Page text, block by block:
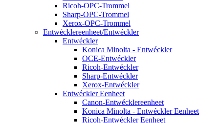
Ricoh-OPC-Trommel
Sharp-OPC-Trommel
Xerox-OPC-Trommel
Entwécklereenheet/Entwéckler
Entwéckler
Konica Minolta - Entwéckler
OCE-Entwéckler
Ricoh-Entwéckler
Sharp-Entwéckler
Xerox-Entwéckler
Entwéckler Eenheet
Canon-Entwécklereenheet
Konica Minolta - Entwéckler Eenheet
Ricoh-Entwéckler Eenheet